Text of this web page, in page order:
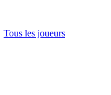
Tous les joueurs